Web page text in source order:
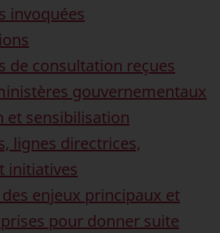
invoquées
de consultation reçues
gouvernementaux
et sensibilisation
lignes directrices,
initiatives
enjeux principaux et
pour donner suite